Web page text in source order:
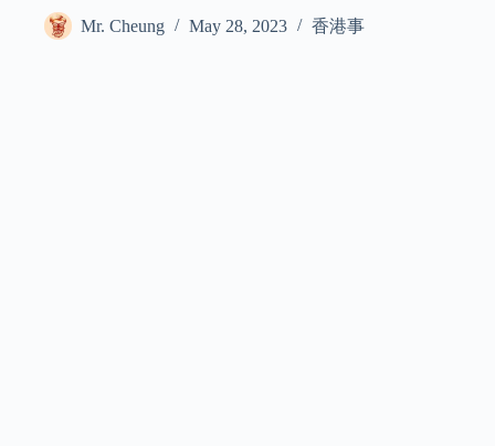
Mr. Cheung May 28, 2023 香港事